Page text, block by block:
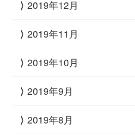
2019年12月
2019年11月
2019年10月
2019年9月
2019年8月